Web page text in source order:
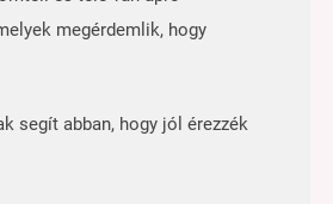
megérdemlik, hogy
segít abban, hogy jól érezzék